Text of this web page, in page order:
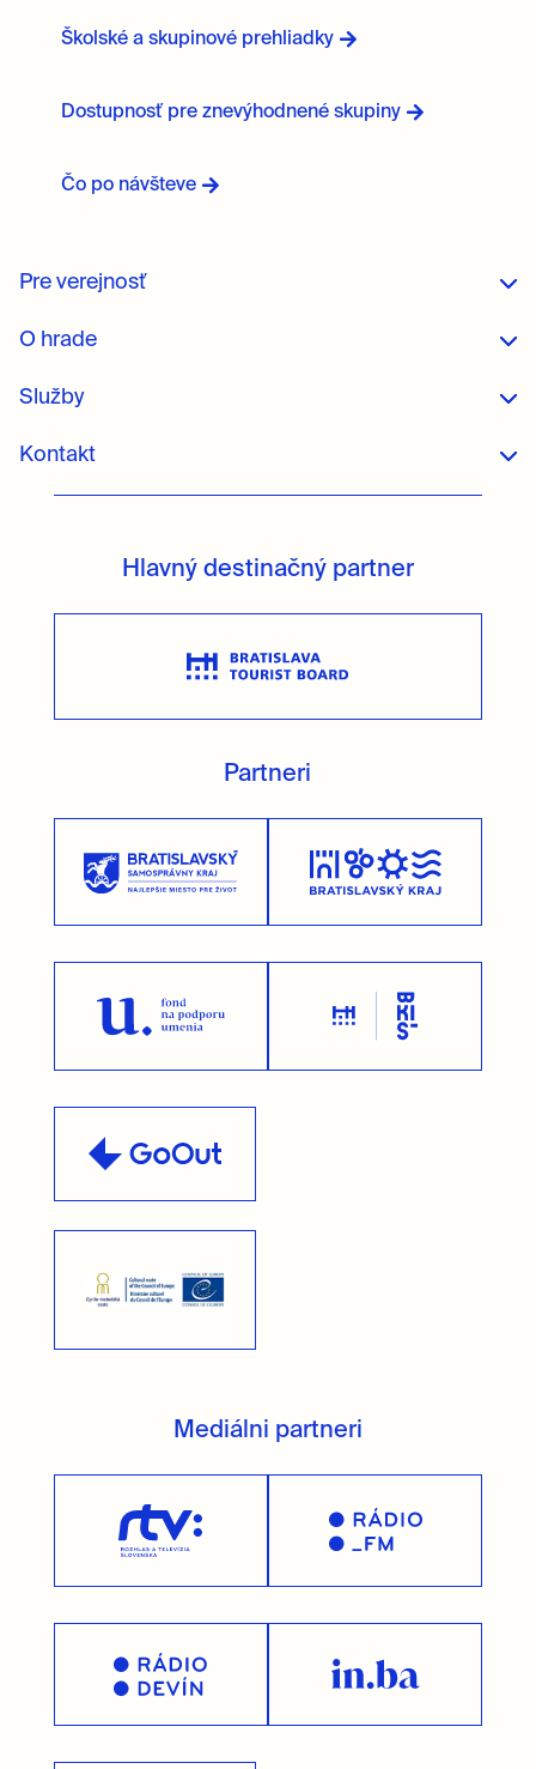
Školské a skupinové prehliadky
Dostupnosť pre znevýhodnené skupiny
Čo po návšteve
Pre verejnosť
O hrade
Služby
Kontakt
Hlavný destinačný partner
Partneri
Mediálni partneri